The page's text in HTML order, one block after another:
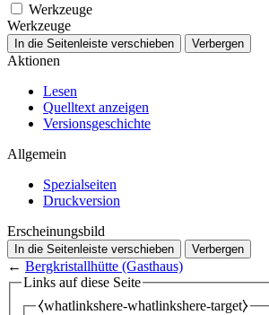
Werkzeuge
Werkzeuge
In die Seitenleiste verschieben Verbergen
Aktionen
Lesen
Quelltext anzeigen
Versionsgeschichte
Allgemein
Spezialseiten
Druckversion
Erscheinungsbild
In die Seitenleiste verschieben Verbergen
← Bergkristallhütte (Gasthaus)
Links auf diese Seite
⧼whatlinkshere-whatlinkshere-target⧽